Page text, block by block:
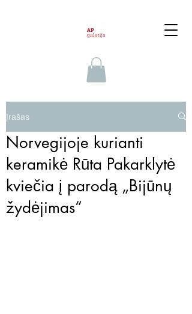
Įrašas
Norvegijoje kurianti
keramikė Rūta Pakarklytė
kviečia į parodą „Bijūnų
žydėjimas“